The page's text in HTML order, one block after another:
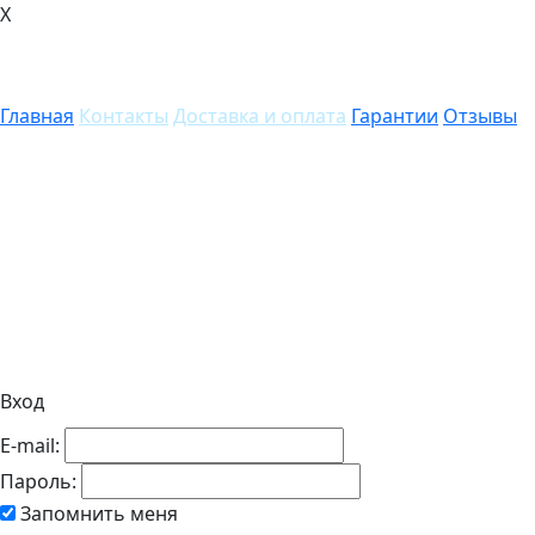
X
Главная Контакты Доставка и оплата Гарантии Отзывы
Вход
E-mail:
Пароль:
Запомнить меня